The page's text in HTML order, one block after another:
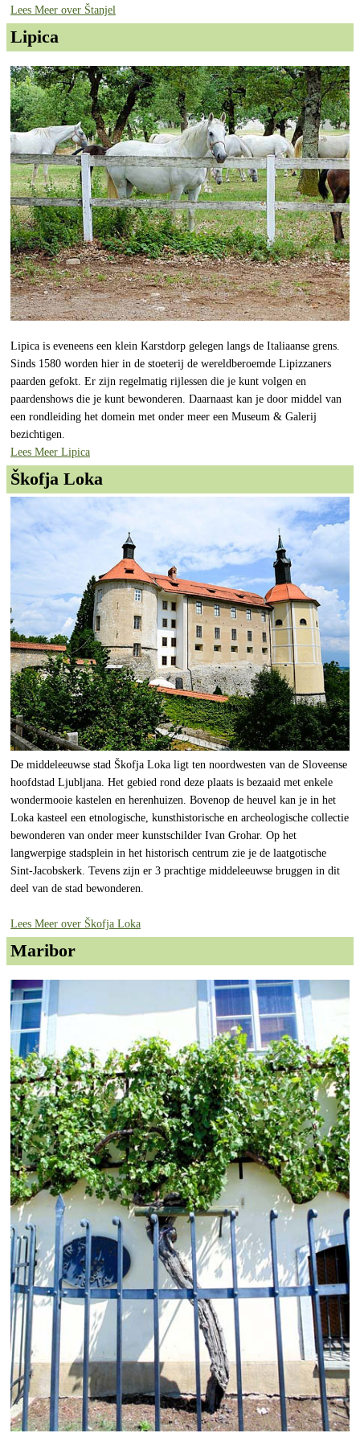
Lees Meer over Štanjel
Lipica
Lipica is eveneens een klein Karstdorp gelegen langs de Italiaanse grens.
Sinds 1580 worden hier in de stoeterij de wereldberoemde Lipizzaners
paarden gefokt. Er zijn regelmatig rijlessen die je kunt volgen en
paardenshows die je kunt bewonderen. Daarnaast kan je door middel van
een rondleiding het domein met onder meer een Museum & Galerij
bezichtigen.
Lees Meer Lipica
Škofja Loka
De middeleeuwse stad Škofja Loka ligt ten noordwesten van de Sloveense
hoofdstad Ljubljana. Het gebied rond deze plaats is bezaaid met enkele
wondermooie kastelen en herenhuizen. Bovenop de heuvel kan je in het
Loka kasteel een etnologische, kunsthistorische en archeologische collectie
bewonderen van onder meer kunstschilder Ivan Grohar. Op het
langwerpige stadsplein in het historisch centrum zie je de laatgotische
Sint-Jacobskerk. Tevens zijn er 3 prachtige middeleeuwse bruggen in dit
deel van de stad bewonderen.
Lees Meer over Škofja Loka
Maribor